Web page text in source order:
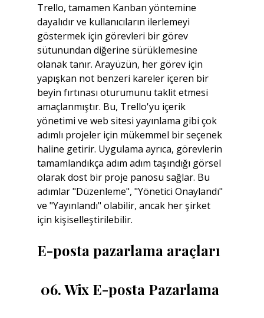
Trello, tamamen Kanban yöntemine
dayalıdır ve kullanıcıların ilerlemeyi
göstermek için görevleri bir görev
sütunundan diğerine sürüklemesine
olanak tanır. Arayüzün, her görev için
yapışkan not benzeri kareler içeren bir
beyin fırtınası oturumunu taklit etmesi
amaçlanmıştır. Bu, Trello'yu içerik
yönetimi ve web sitesi yayınlama gibi çok
adımlı projeler için mükemmel bir seçenek
haline getirir. Uygulama ayrıca, görevlerin
tamamlandıkça adım adım taşındığı görsel
olarak dost bir proje panosu sağlar. Bu
adımlar "Düzenleme", "Yönetici Onaylandı"
ve "Yayınlandı" olabilir, ancak her şirket
için kişiselleştirilebilir.
E-posta pazarlama araçları
06. Wix E-posta Pazarlama